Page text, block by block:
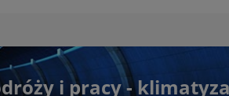
i pracy -